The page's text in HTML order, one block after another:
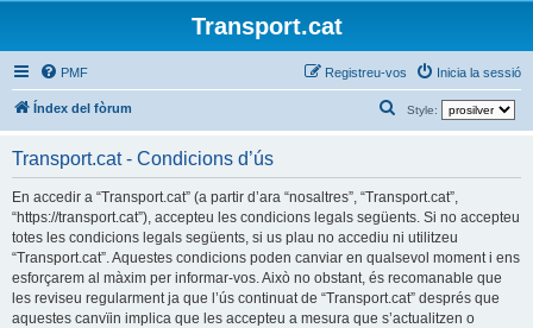
Transport.cat
PMF Inicia la sessió
Registreu-vos
Índex del fòrum Style:
e
c
a
Transport.cat - Condicions d’ús
En accedir a “Transport.cat” (a partir d’ara “nosaltres”, “Transport.cat”,
“https://transport.cat”), accepteu les condicions legals següents. Si no accepteu
totes les condicions legals següents, si us plau no accediu ni utilitzeu
“Transport.cat”. Aquestes condicions poden canviar en qualsevol moment i ens
esforçarem al màxim per informar-vos. Això no obstant, és recomanable que
les reviseu regularment ja que l’ús continuat de “Transport.cat” després que
aquestes canvïin implica que les accepteu a mesura que s’actualitzen o